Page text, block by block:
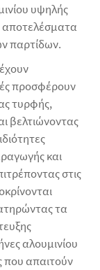
υψηλής
αποτελέσματα
παρτίδων.
προσφέρουν
τυρφής,
βελτιώνοντας
και
στις
τα
αλουμινίου
που απαιτούν